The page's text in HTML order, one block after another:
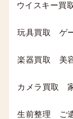
ウイスキー
玩具買取 ゲ
楽器買取 美
カメラ買取
生前整理 ご